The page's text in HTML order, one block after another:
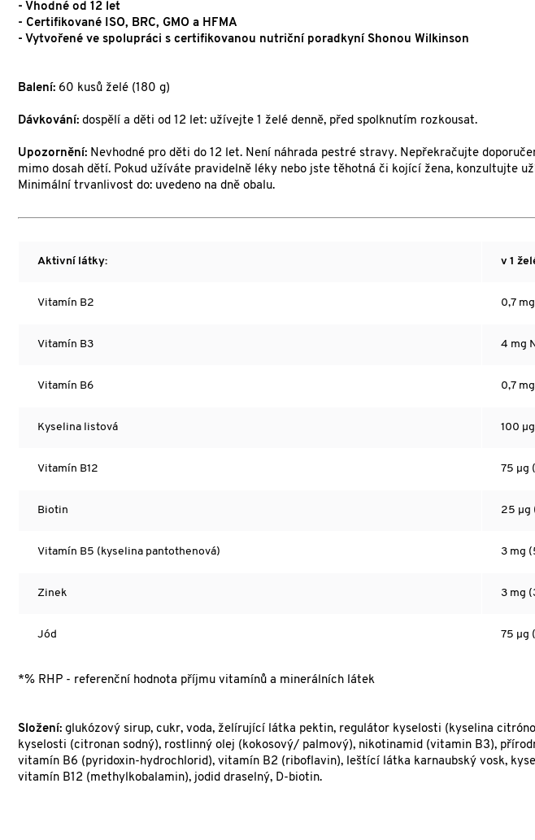
- Vhodné od 12 let
- Certifikované ISO, BRC, GMO a HFMA
- Vytvořené ve spolupráci s certifikovanou nutriční poradkyní Shonou Wilkinson
Balení: 60 kusů želé (180 g)
Dávkování: dospělí a děti od 12 let: užívejte 1 želé denně, před spolknutím rozkousat.
Upozornění: Nevhodné pro děti do 12 let. Není náhrada pestré stravy. Nepřekračujte
mimo dosah dětí. Pokud užíváte pravidelně léky nebo jste těhotná či kojící žena, konzultujte
Minimální trvanlivost do: uvedeno na dně obalu.
Aktivní látky: v 1
Vitamín B2 0,7
Vitamín B3 4 mg
Vitamín B6 0,7
Kyselina listová 100
Vitamín B12 75 µg
Biotin 25 µg
Vitamín B5 (kyselina pantothenová) 3 mg
Zinek 3 mg
Jód 75 µg
*% RHP - referenční hodnota příjmu vitamínů a minerálních látek
Složení: glukózový sirup, cukr, voda, želírující látka pektin, regulátor kyselosti (kyselina
kyselosti (citronan sodný), rostlinný olej (kokosový/ palmový), nikotinamid (vitamin B3),
vitamín B6 (pyridoxin-hydrochlorid), vitamín B2 (riboflavin), leštící látka karnaubský vosk,
vitamín B12 (methylkobalamin), jodid draselný, D-biotin.